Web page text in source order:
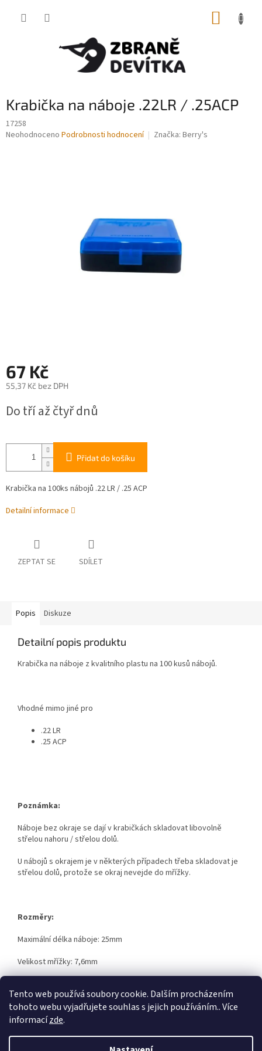
Tento web používá soubory cookie. Dalším procházením
tohoto webu vyjadřujete souhlas s jejich používáním.. Více
informacízde.
Krabička na náboje .22LR / .25ACP
17258
Průměrné
Neohodnoceno Podrobnosti hodnocení Značka: Berry's
67 Kč
55,37 Kč bez DPH
cena:
Do tří až čtyř dnů
Přidat do košíku
Krabička na 100ks nábojů .22 LR / .25 ACP
Detailní informace
ZEPTAT SE SDÍLET
Popis Diskuze
Detailní popis produktu
Krabička na náboje z kvalitního plastu na 100 kusů nábojů.
Vhodné mimo jiné pro
.22 LR
.25 ACP
Poznámka:
Náboje bez okraje se dají v krabičkách skladovat libovolně
střelou nahoru / střelou dolů.
U nábojů s okrajem je v některých případech třeba skladovat je
střelou dolů, protože se okraj nevejde do mřížky.
Rozměry:
Maximální délka náboje: 25mm
Velikost mřížky: 7,6mm